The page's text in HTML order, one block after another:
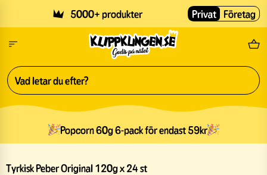
5000+ produkter Fri
Privat Företag
Popcorn 60g 6-pack för endast 59kr
Tyrkisk Peber Original 120g x 24 st